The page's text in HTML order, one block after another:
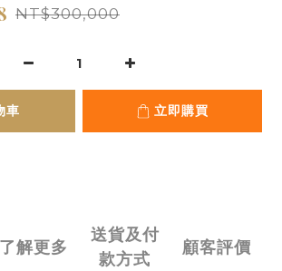
NT$300,000
車 立即購買
了解更多
送貨及付
款方式
顧客評價